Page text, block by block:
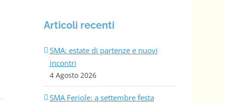
Articoli recenti
SMA: estate di partenze e nuovi
incontri
4 Agosto 2026
SMA Feriole: a settembre festa